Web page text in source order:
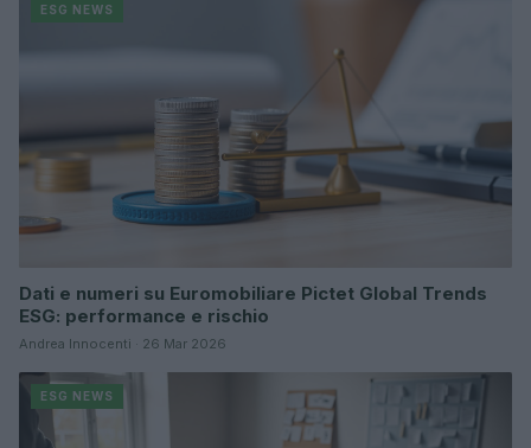
ESG NEWS
Dati e numeri su Euromobiliare Pictet Global Trends
ESG: performance e rischio
Andrea Innocenti · 26 Mar 2026
ESG NEWS